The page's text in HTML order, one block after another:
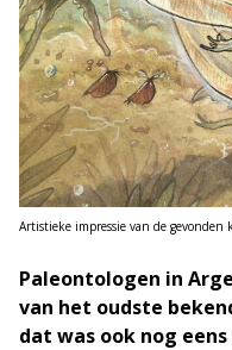
Artistieke impressie van de gevonden
Paleontologen in
van het oudste
dat was ook nog